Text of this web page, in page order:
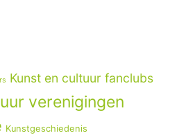
Kunst en cultuur fanclubs
verenigingen
Kunstgeschiedenis